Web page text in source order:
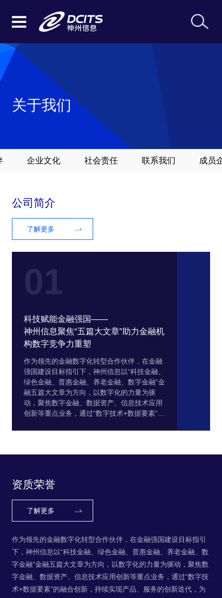
关于我们
企业文化 社会责任 联系我们 成员
公司简介
了解更多
01
科技赋能金融强国——
神州信息聚焦“五篇大文章”助力金融机
构数字竞争力重塑
作为领先的金融数字化转型合作伙伴，在金融
强国建设目标指引下，神州信息以“科技金融、
绿色金融、普惠金融、养老金融、数字金融”金
融五篇大文章为方向，以数字化的力量为驱
动，聚焦数字金融、数据资产、信息技术应用
创新等重点业务，通过“数字技术+数据要素”的
务，帮助客户实现数字核心竞争力的重塑，更
资质荣誉
了解更多
作为领先的金融数字化转型合作伙伴，在金融强国建设目标指引
下，神州信息以“科技金融、绿色金融、普惠金融、养老金融、数
字金融”金融五篇大文章为方向，以数字化的力量为驱动，聚焦数
字金融、数据资产、信息技术应用创新等重点业务，通过“数字技
术+数据要素”的融合创新，持续实现产品、服务的创新迭代，为